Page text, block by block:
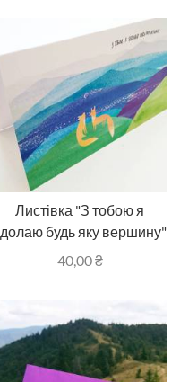
Листівка "З тобою я
будь яку вершину"
40,00₴